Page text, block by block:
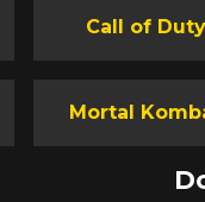
Call of Duty
Mortal